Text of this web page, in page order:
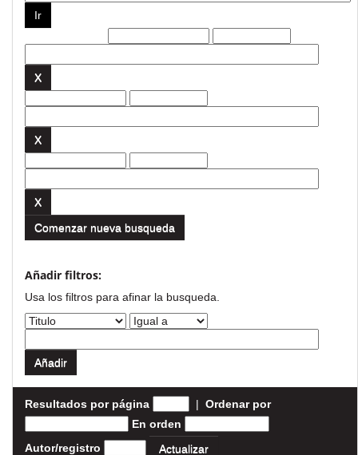
Comenzar nueva busqueda
Añadir filtros:
Usa los filtros para afinar la busqueda.
Resultados por página | Ordenar por
En orden
Autor/registro